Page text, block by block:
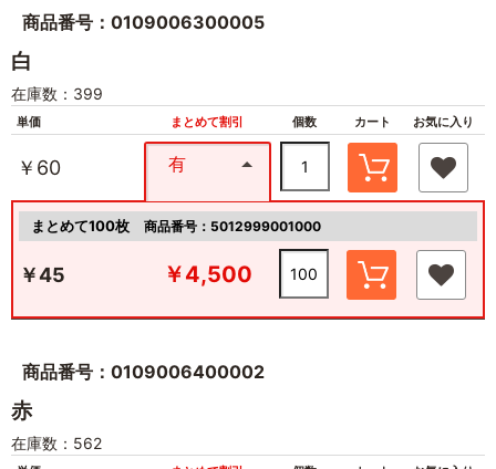
商品番号：0109006300005
白
在庫数：399
単価 まとめて割引 個数 カート お気に入り
￥60 有
まとめて100枚 商品番号：5012999001000
￥45 ￥4,500
商品番号：0109006400002
赤
在庫数：562